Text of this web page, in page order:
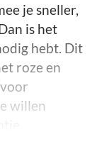
je sneller,
is het
hebt. Dit
roze en
willen